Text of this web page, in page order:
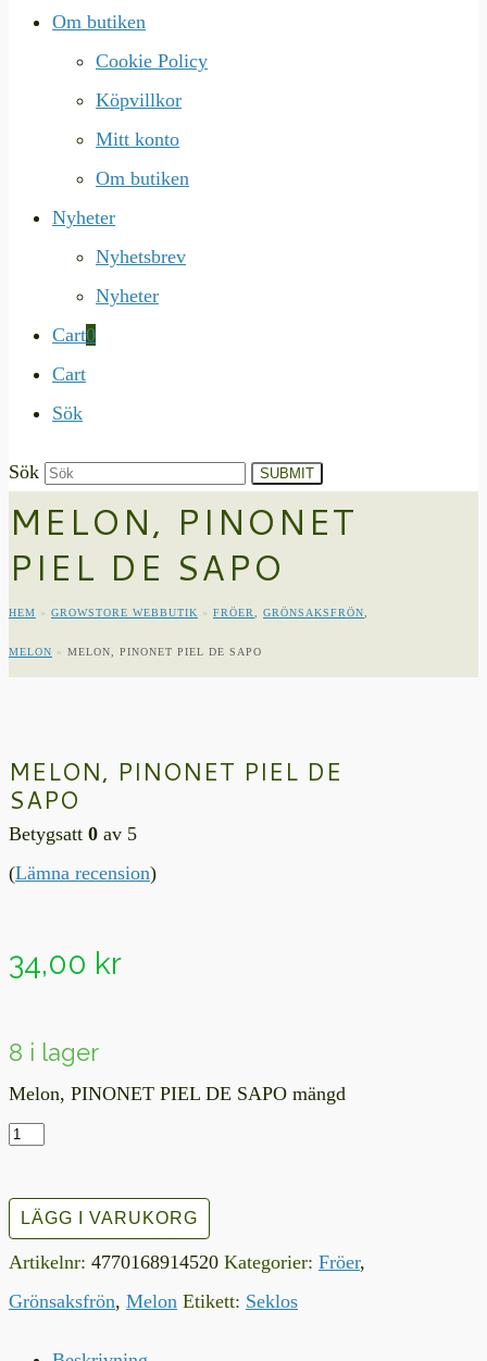
Om butiken
Cookie Policy
Köpvillkor
Mitt konto
Om butiken
Nyheter
Nyhetsbrev
Nyheter
Cart0
Cart
Sök
Sök SUBMIT
MELON, PINONET
PIEL DE SAPO
HEM » GROWSTORE WEBBUTIK » FRÖER GRÖNSAKSFRÖN
MELON » MELON, PINONET PIEL DE SAPO
MELON, PINONET PIEL DE
SAPO
Betygsatt 0 av 5
(Lämna recension)
34,00 kr
8 i lager
Melon, PINONET PIEL DE SAPO mängd
LÄGG I VARUKORG
Artikelnr: 4770168914520 Kategorier: Fröer,
Grönsaksfrön, Melon Etikett: Seklos